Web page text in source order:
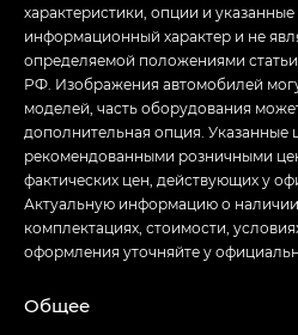
характеристики, опции и
информационный характер и не
определяемой положениями
РФ. Изображения автомобилей
моделей, часть оборудования
дополнительная опция. Указанные
рекомендованными розничными
фактических цен, действующих у
Актуальную информацию о
комплектациях, стоимости,
оформления уточняйте у
Общее